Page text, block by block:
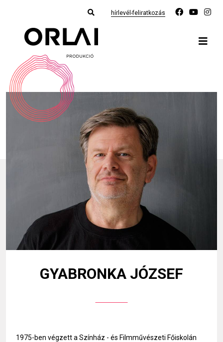
hírlevél-feliratkozás
GYABRONKA JÓZSEF
1975-ben végzett a Színház - és Filmművészeti Főiskolán